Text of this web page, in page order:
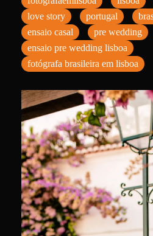
love story
portugal
ensaio casal
pre wedding
ensaio pre wedding lisboa
fotógrafa brasileira em lisboa